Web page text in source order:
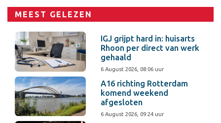
MEEST GELEZEN
IGJ grijpt hard in: huisarts
Rhoon per direct van werk
gehaald
6 August 2026, 08:06 uur
A16 richting Rotterdam
komend weekend
afgesloten
6 August 2026, 09:24 uur